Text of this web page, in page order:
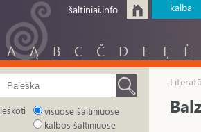
šaltiniai.info kalba
A Ą B C Č D E Ę Ė
ieškoti
visuose šaltiniuose
kalbos šaltiniuose